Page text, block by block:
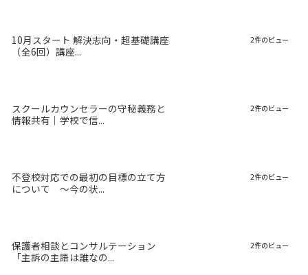
10月スタート 解決志向・超基礎講座
（全6回）講座...
2件のビュー
スクールカウンセラーの守秘義務と
情報共有｜学校で信...
2件のビュー
不登校対応での最初の目標の立て方
について 〜今の状...
2件のビュー
保護者相談とコンサルテーション
「主訴の主語は誰なの...
2件のビュー